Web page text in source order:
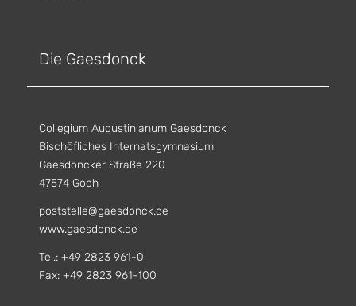
Die Gaesdonck
Collegium Augustinianum Gaesdonck
Bischöfliches Internatsgymnasium
Gaesdoncker Straße 220
47574 Goch
poststelle@gaesdonck.de
www.gaesdonck.de
Tel.: +49 2823 961-0
Fax: +49 2823 961-100